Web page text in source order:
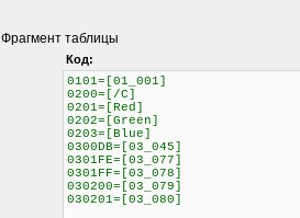
Фрагмент таблицы
Код:
0101=[01_001]
0200=[/C]
0201=[Red]
0202=[Green]
0203=[Blue]
0300DB=[03_045]
0301FE=[03_077]
0301FF=[03_078]
030200=[03_079]
030201=[03_080]